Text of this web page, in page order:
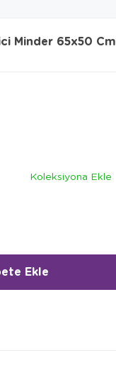
Minder 65x50 Cm
Koleksiyona Ekle